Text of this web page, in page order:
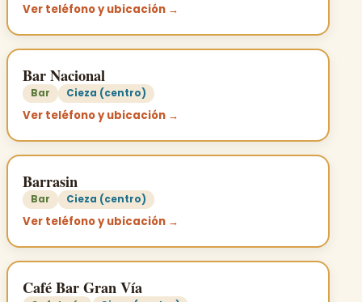
Ver teléfono y ubicación →
Bar Nacional
Bar Cieza (centro)
Ver teléfono y ubicación →
Barrasin
Bar Cieza (centro)
Ver teléfono y ubicación →
Café Bar Gran Vía